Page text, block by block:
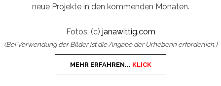
neue Projekte in den kommenden Monaten.
Fotos: (c) janawittig.com
(Bei Verwendung der Bilder ist die Angabe der Urheberin erforderlich.)
MEHR ERFAHREN... KLICK